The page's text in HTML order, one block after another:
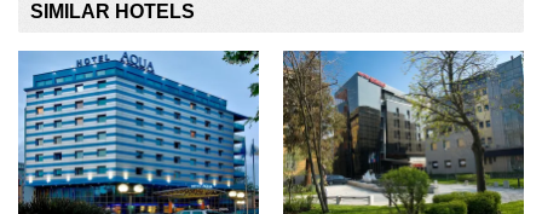
SIMILAR HOTELS